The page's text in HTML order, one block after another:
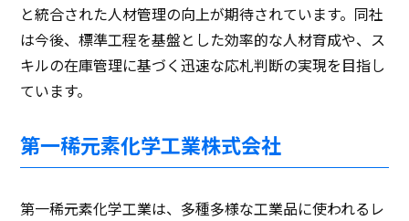
と統合された人材管理の向上が期待されています。同社
は今後、標準工程を基盤とした効率的な人材育成や、ス
キルの在庫管理に基づく迅速な応札判断の実現を目指し
ています。
第一稀元素化学工業株式会社
第一稀元素化学工業は、多種多様な工業品に使われるレ